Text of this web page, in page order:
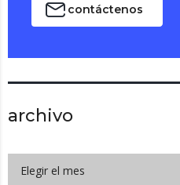
contáctenos
archivo
Elegir el mes